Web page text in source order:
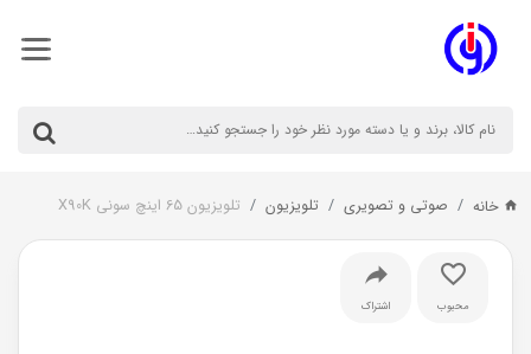
خانه صوتی و تصویری تلویزیون تلویزیون 65 اینچ سونی X90K
محبوب اشتراک